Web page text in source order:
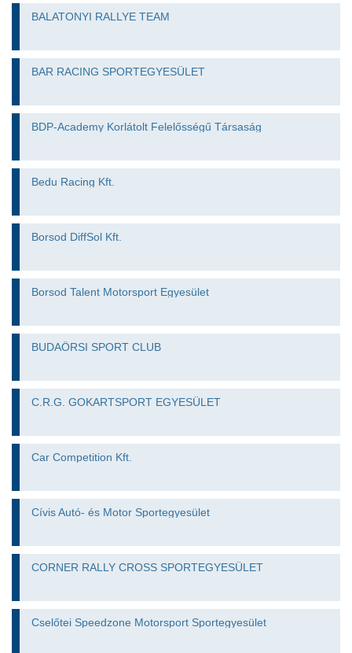
BALATONYI RALLYE TEAM
BAR RACING SPORTEGYESÜLET
BDP-Academy Korlátolt Felelősségű Társaság
Bedu Racing Kft.
Borsod DiffSol Kft.
Borsod Talent Motorsport Egyesület
BUDAÖRSI SPORT CLUB
C.R.G. GOKARTSPORT EGYESÜLET
Car Competition Kft.
Cívis Autó- és Motor Sportegyesület
CORNER RALLY CROSS SPORTEGYESÜLET
Cselőtei Speedzone Motorsport Sportegyesület